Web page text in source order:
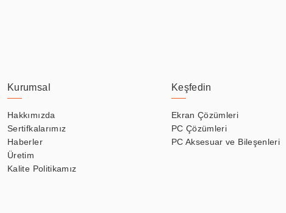
Kurumsal
Hakkımızda
Sertifkalarımız
Haberler
Üretim
Kalite Politikamız
Keşfedin
Ekran Çözümleri
PC Çözümleri
PC Aksesuar ve Bileşenleri